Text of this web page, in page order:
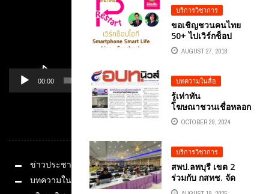
(AI FOR DIGITAL
MARKETING) เชิญ
วิทยากรผู้เชี่ยวชาญ
ด้านปัญญาประดิษฐ์
AI อาจารย์ธวัชชัย สุข
ให้ความรู้กับภาคธุรกิจ
ชุมชน ...
บริการวิชาการ
ขอเชิญชวนคนไทย
50+ ไปเวิร์กช็อป
SMARTPHONE
SMART LIFE กันกับ
สร้างตัวตน สร้างเงิน
แค่ปลายนิ้ว (ฟรี)
AUGUST 27, 2018
บทความในสื่อ
รู้เท่าทัน
โฆษณาชวนเชื่อหลอก
ขายสินค้าชวนลงทุน
ทำธุรกิจผิดกฎหมาย
หนังสือพิมพ์ อปท.นิ
วส์ โดย อ.ดร.ต้นรัก
ธวัชชัย สุขสีดา
อาจารย์ ผู้ทรงคุณวุฒิ
OCTOBER 29, 2024
บริการวิชาการ
สพป.ลพบุรี เขต 2
ร่วมกับ กสทช. จัด
อบรมพัฒนาทักษะ
00:00 01:14
ข่าวประชาสัมพันธ์
บทความในสื่อ